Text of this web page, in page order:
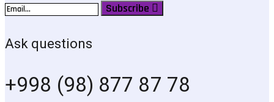
Subscribe
Ask questions
+998 (98) 877 87 78